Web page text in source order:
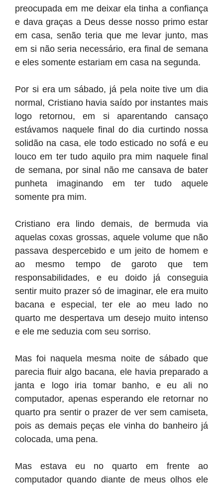
preocupada em me deixar ela tinha a confiança
e dava graças a Deus desse nosso primo estar
em casa, senão teria que me levar junto, mas
em si não seria necessário, era final de semana
e eles somente estariam em casa na segunda.
Por si era um sábado, já pela noite tive um dia
normal, Cristiano havia saído por instantes mais
logo retornou, em si aparentando cansaço
estávamos naquele final do dia curtindo nossa
solidão na casa, ele todo esticado no sofá e eu
louco em ter tudo aquilo pra mim naquele final
de semana, por sinal não me cansava de bater
punheta imaginando em ter tudo aquele
somente pra mim.
Cristiano era lindo demais, de bermuda via
aquelas coxas grossas, aquele volume que não
passava despercebido e um jeito de homem e
ao mesmo tempo de garoto que tem
responsabilidades, e eu doido já conseguia
sentir muito prazer só de imaginar, ele era muito
bacana e especial, ter ele ao meu lado no
quarto me despertava um desejo muito intenso
e ele me seduzia com seu sorriso.
Mas foi naquela mesma noite de sábado que
parecia fluir algo bacana, ele havia preparado a
janta e logo iria tomar banho, e eu ali no
computador, apenas esperando ele retornar no
quarto pra sentir o prazer de ver sem camiseta,
pois as demais peças ele vinha do banheiro já
colocada, uma pena.
Mas estava eu no quarto em frente ao
computador quando diante de meus olhos ele